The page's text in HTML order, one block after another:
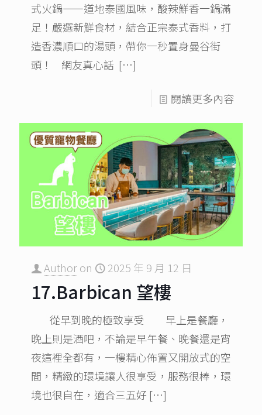
式火鍋——道地泰國風味，酸辣鮮香一鍋滿
足！嚴選新鮮食材，結合正宗泰式香料，打
造香濃順口的湯頭，帶你一秒置身曼谷街
頭！ 網友真心話 […]
閱讀更多內容
Authoron 2025 年 9 月 12 日
17.Barbican 望樓
從早到晚的極致享受 早上是餐廳，
晚上則是酒吧，不論是早午餐、晚餐還是宵
夜這裡全都有，一樓精心佈置又開放式的空
間，精緻的環境讓人很享受，服務很棒，環
境也很自在，適合三五好 […]